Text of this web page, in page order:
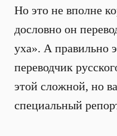
Но это не вполне
дословно он
уха». А правильно
переводчик
этой сложной, но
специальный